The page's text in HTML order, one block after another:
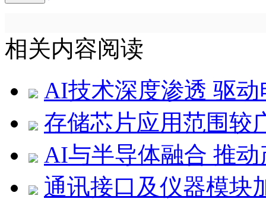
相关内容阅读
AI技术深度渗透 驱
存储芯片应用范围较
AI与半导体融合 推动
通讯接口及仪器模块